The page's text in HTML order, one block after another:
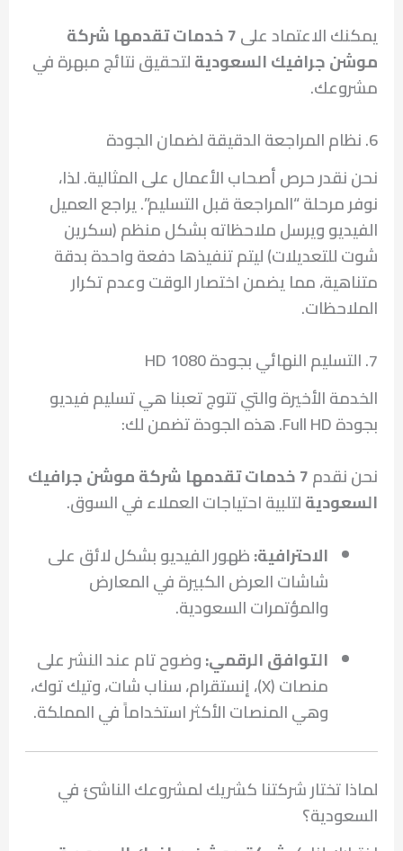
يمكنك الاعتماد على 7 خدمات تقدمها شركة
موشن جرافيك السعوديةلتحقيق نتائج مبهرة في
مشروعك.
6. نظام المراجعة الدقيقة لضمان الجودة
نحن نقدر حرص أصحاب الأعمال على المثالية. لذا،
نوفر مرحلة “المراجعة قبل التسليم”. يراجع العميل
الفيديو ويرسل ملاحظاته بشكل منظم (سكرين
شوت للتعديلات) ليتم تنفيذها دفعة واحدة بدقة
متناهية، مما يضمن اختصار الوقت وعدم تكرار
الملاحظات.
7. التسليم النهائي بجودة HD 1080
الخدمة الأخيرة والتي تتوج تعبنا هي تسليم فيديو
بجودة Full HD. هذه الجودة تضمن لك:
نحن نقدم 7 خدمات تقدمها شركة موشن جرافيك
السعوديةلتلبية احتياجات العملاء في السوق.
الاحترافية:ظهور الفيديو بشكل لائق على
شاشات العرض الكبيرة في المعارض
والمؤتمرات السعودية.
التوافق الرقمي:وضوح تام عند النشر على
منصات (X)، إنستقرام، سناب شات، وتيك توك،
وهي المنصات الأكثر استخداماً في المملكة.
لماذا تختار شركتنا كشريك لمشروعك الناشئ في
السعودية؟